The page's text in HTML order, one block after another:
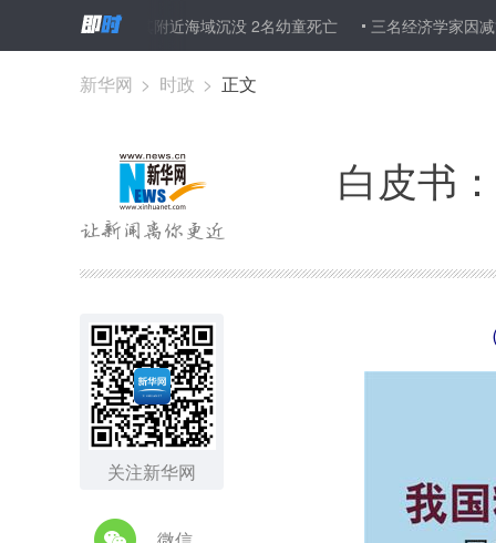
偷渡船在土耳其附近海域沉没 2名幼童死亡 三名经济学家因减贫研
诉 19名涉案公职人员和重要关系人被移送审查起诉
新华网 > 时政 > 正文
白皮书
关注新华网